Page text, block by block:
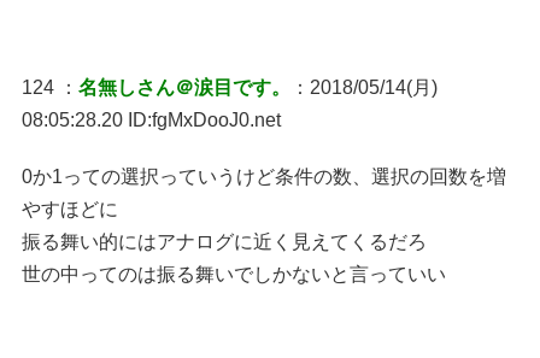
124 ： 名無しさん＠涙目です。
：2018/05/14(月)
08:05:28.20 ID:fgMxDooJ0.net
0か1っての選択っていうけど条件の数、選択の回数を増
やすほどに
振る舞い的にはアナログに近く見えてくるだろ
世の中ってのは振る舞いでしかないと言っていい